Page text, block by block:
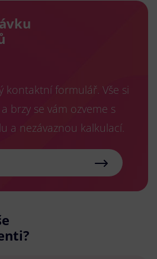
kontaktní formulář. Vše si
brzy se vám ozveme s
a nezávaznou kalkulací.